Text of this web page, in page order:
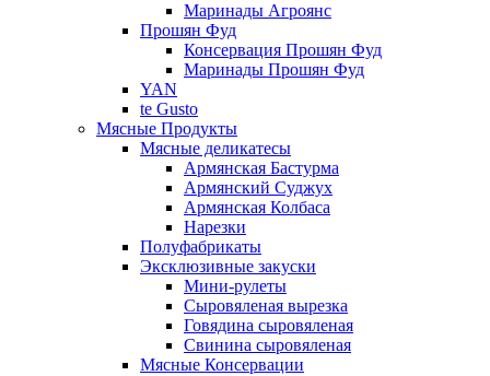
Маринады Агроянс
Прошян Фуд
Консервация Прошян Фуд
Маринады Прошян Фуд
YAN
te Gusto
Мясные Продукты
Мясные деликатесы
Армянская Бастурма
Армянский Суджух
Армянская Колбаса
Нарезки
Полуфабрикаты
Эксклюзивные закуски
Мини-рулеты
Сыровяленая вырезка
Говядина сыровяленая
Свинина сыровяленая
Мясные Консервации